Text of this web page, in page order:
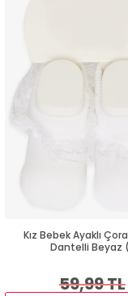
Kız Bebek Ayaklı
Dantelli Beyaz
59,99 TL